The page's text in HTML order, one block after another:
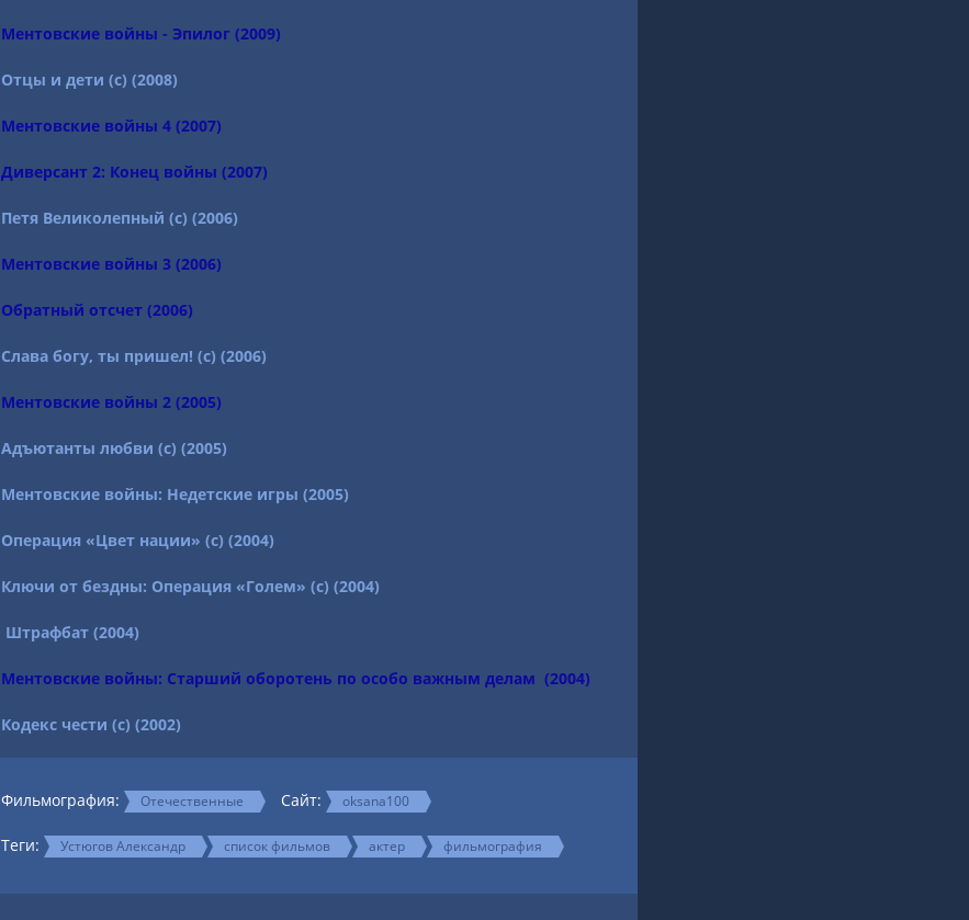
Ментовские войны - Эпилог (2009)
Отцы и дети (с) (2008)
Ментовские войны 4 (2007)
Диверсант 2: Конец войны (2007)
Петя Великолепный (с) (2006)
Ментовские войны 3 (2006)
Обратный отсчет (2006)
Слава богу, ты пришел! (с) (2006)
Ментовские войны 2 (2005)
Адъютанты любви (с) (2005)
Ментовские войны: Недетские игры (2005)
Операция «Цвет нации» (с) (2004)
Ключи от бездны: Операция «Голем» (с) (2004)
Штрафбат (2004)
Ментовские войны: Старший оборотень по особо важным делам (2004)
Кодекс чести (с) (2002)
Фильмография: Отечественные Сайт: oksana100
Теги: Устюгов Александр список фильмов актер фильмография